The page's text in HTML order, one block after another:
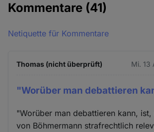
Kommentare (41)
Netiquette für Kommentare
Thomas (nicht überprüft) Mi. 13
"Worüber man debattieren
"Worüber man debattieren kann,
von Böhmermann strafrechtlich